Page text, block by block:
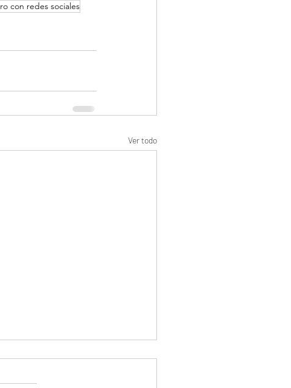
con redes sociales
Ver todo